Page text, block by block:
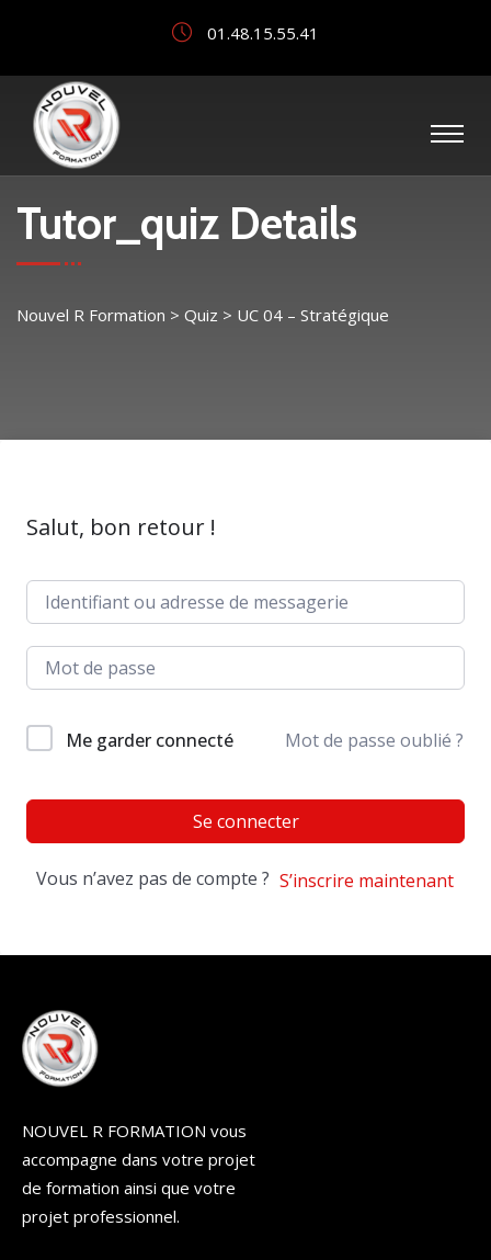
01.48.15.55.41
Tutor_quiz Details
Nouvel R Formation > Quiz > UC 04 – Stratégique
Salut, bon retour !
Me garder connecté Mot de passe oublié ?
Se connecter
Vous n’avez pas de compte ? S’inscrire maintenant
NOUVEL R FORMATION vous
accompagne dans votre projet
de formation ainsi que votre
projet professionnel.